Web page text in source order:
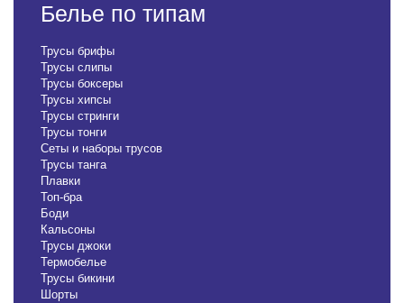
Белье по типам
Трусы брифы
Трусы слипы
Трусы боксеры
Трусы хипсы
Трусы стринги
Трусы тонги
Сеты и наборы трусов
Трусы танга
Плавки
Топ-бра
Боди
Кальсоны
Трусы джоки
Термобелье
Трусы бикини
Шорты